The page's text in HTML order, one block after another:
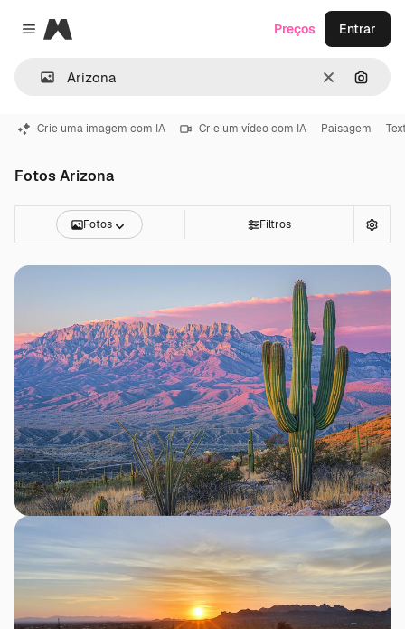
Close menu
Magnific
Limpar
Preços Entrar
Crie uma imagem com IA Crie um vídeo com IA Paisagem
Fotos Arizona
Fotos Filtros